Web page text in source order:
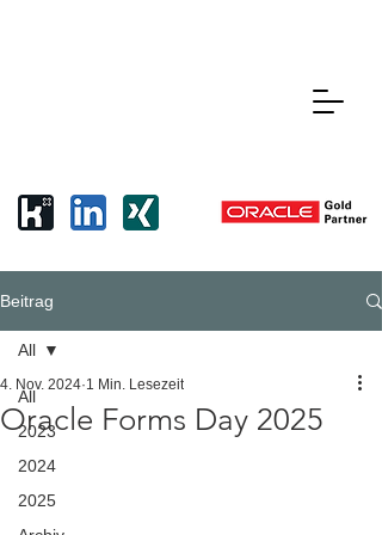
Beitrag
All
2023
2024
2025
All
Oracle Forms Day 2025
4. Nov. 2024 1 Min. Lesezeit